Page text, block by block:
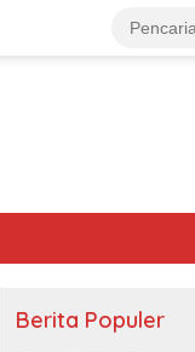
Berita Populer